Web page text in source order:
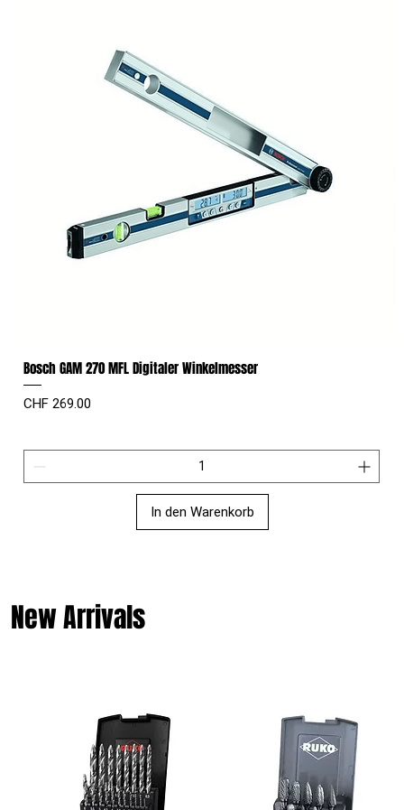
New Arrivals
Bosch GAM 270 MFL Digitaler Winkelmesser
Preis
CHF 269.00
In den Warenkorb